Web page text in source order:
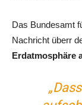
Das Bundesamt
Nachricht überr
Erdatmosphäre